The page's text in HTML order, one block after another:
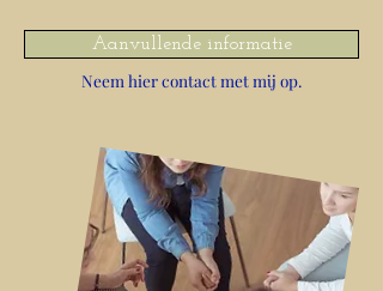
Aanvullende informatie
Neem hier contact met mij op.